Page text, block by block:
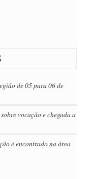
de 05 para 06 de
vocação e chegada a
é encontrado na área